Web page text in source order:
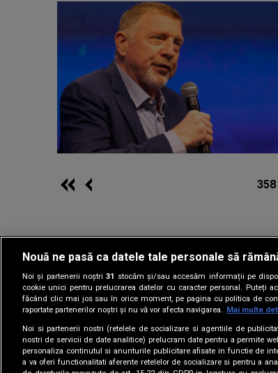
358
Gestionați
Nouă ne pasă ca datele tale personale să
Noi și partenerii noștri31 stocăm și/sau accesăm informații pe
cookie unici pentru prelucrarea datelor cu caracter personal. Puteți
făcând clic mai jos sau în orice moment, pe pagina cu politica de
raportate partenerilor noștri și nu vă vor afecta navigarea. Mai multe
Noi si partenerii nostri (retelele de socializare si agentiile de
nostri de servicii de date analitice) prelucram date pentru a permite
personaliza continutul si anunturile publicitare afisate in functie de
a va oferi functionalitati aferente retelelor de socializare si pentru a